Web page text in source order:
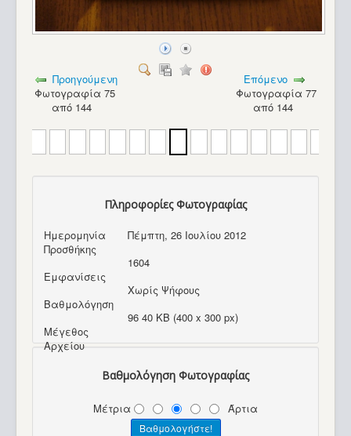
Προηγούμενη
Φωτογραφία 75
από 144
Επόμενο
Φωτογραφία 77
από 144
Πληροφορίες Φωτογραφίας
Ημερομηνία
Προσθήκης
Πέμπτη, 26 Ιουλίου 2012
Εμφανίσεις
1604
Βαθμολόγηση
Χωρίς Ψήφους
Μέγεθος
Αρχείου
96 40 KB (400 x 300 px)
Βαθμολόγηση Φωτογραφίας
Μέτρια Άρτια